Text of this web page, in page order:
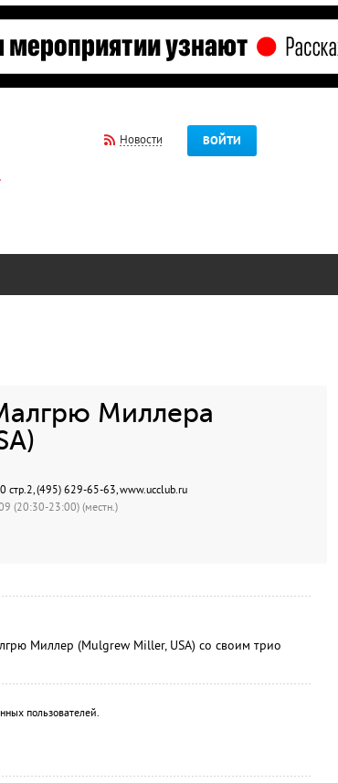
Новости ВОЙТИ
Миллера
стр.2, (495) 629-65-63, www.ucclub.ru
(20:30-23:00) (местн.)
Миллер (Mulgrew Miller, USA) со своим трио
пользователей.